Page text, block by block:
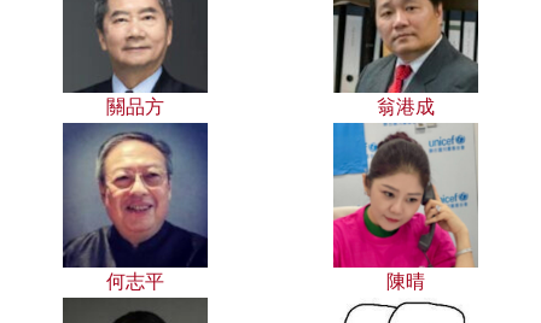
關品方 翁港成
何志平 陳晴